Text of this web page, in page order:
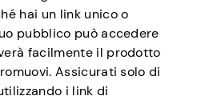
hai un link unico o
pubblico può accedere
facilmente il prodotto
Assicurati solo di
i link di